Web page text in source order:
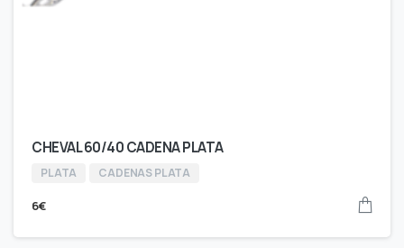
CHEVAL 60/40 CADENA PLATA
PLATA CADENAS PLATA
6€